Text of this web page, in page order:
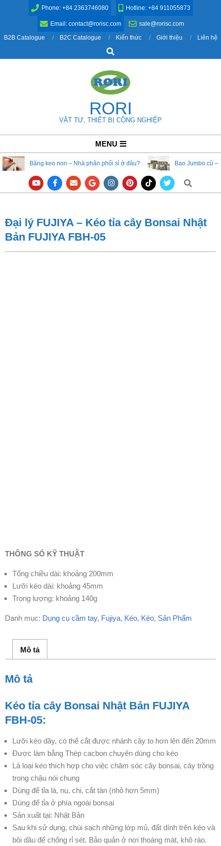
Phone: +84 2363746080 Hotline: +84 911055873
Email: contact@rorisc.com
sale@rorisc.com
B2B Catalogue
B2C Catalogue Kiến thức Giới thiệu
Liên hệ
Search
RORI
VẬT TƯ, THIẾT BỊ CÔNG NGHIỆP
Navigation
Menu
MENU
Băng keo non – Nhà phân phối sỉ ở đâu? Bao Jumbo cũ –
Search
Đại lý FUJIYA – Kéo tỉa cây Bonsai Nhật
Bản FUJIYA FBH-05
THÔNG SỐ KỸ THUẬT
Tổng chiều dài: khoảng 200mm
Lưỡi kéo dài: khoảng 45mm
Trọng lượng: khoảng 140g
Danh mục: Dụng cụ cầm tay, Fujiya, Kéo, Kéo, Sản Phẩm
Mô tả
Mô tả
Kéo tỉa cây Bonsai Nhật Bản FUJIYA
FBH-05:
Lưỡi kéo dầy, có thể cắt được nhánh cây to hơn lên đến 20mm
Được làm bằng Thép cacbon chuyên dùng cho kéo
Là loại kéo thích hợp cho việc chăm sóc cây bonsai, cây trồng
trong chậu nói chung
Dùng để tỉa lá, nụ, chi, cắt tàn (nhỏ hơn 5mm)
Dùng để tỉa ở phía ngoài bonsai
Sản xuất tại: Nhật Bản
Sau khi sử dụng, chùi sạch những lớp mủ, đất dính trên kéo và
bôi dầu để chống rỉ sét. Bảo quản ở nơi thoáng mát, khô ráo.